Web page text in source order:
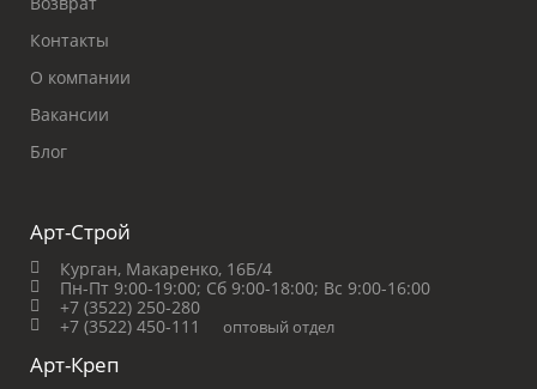
Контакты
О компании
Вакансии
Блог
Арт-Строй
Курган, Макаренко, 16Б/4
Пн-Пт 9:00-19:00; Сб 9:00-18:00; Вс 9:00-16:00
+7 (3522) 250-280
+7 (3522) 450-111
оптовый отдел
Арт-Креп